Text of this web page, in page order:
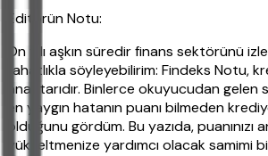
Editörün Notu:
On yılı aşkın süredir finans sektörünü
rahatlıkla söyleyebilirim: Findeks Notu,
anahtarıdır. Binlerce okuyucudan gelen
en yaygın hatanın puanı bilmeden
olduğunu gördüm. Bu yazıda, puanınızı
yükseltmenize yardımcı olacak samimi